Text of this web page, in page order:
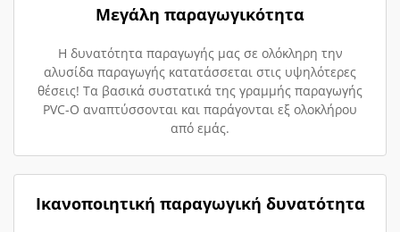
Μεγάλη παραγωγικότητα
Η δυνατότητα παραγωγής μας σε ολόκληρη την
αλυσίδα παραγωγής κατατάσσεται στις υψηλότερες
θέσεις! Τα βασικά συστατικά της γραμμής παραγωγής
PVC-O αναπτύσσονται και παράγονται εξ ολοκλήρου
από εμάς.
Ικανοποιητική παραγωγική δυνατότητα